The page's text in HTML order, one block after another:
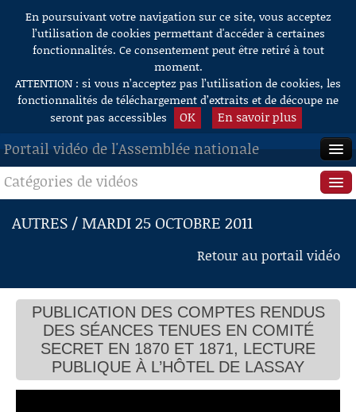
Aller au contenu
En poursuivant votre navigation sur ce site, vous acceptez
l’utilisation de cookies permettant d'accéder à certaines
fonctionnalités. Ce consentement peut être retiré à tout
moment.
ATTENTION : si vous n’acceptez pas l’utilisation de cookies, les
fonctionnalités de téléchargement d’extraits et de découpe ne
seront pas accessibles
OK En savoir plus
Portail vidéo de l'Assemblée nationale
ACCUEIL
EN DIRECT
RECHERCHE
AIDE À LA DÉCOUPE
DE VIDÉOS
Catégories de vidéos
Séance publique
Questions au Gouvernement
Commissions
Présidence
Évènements
Connaissance, Histoire
AUTRES / MARDI 25 OCTOBRE 2011
Retour au portail vidéo
PUBLICATION DES COMPTES RENDUS
DES SÉANCES TENUES EN COMITÉ
SECRET EN 1870 ET 1871, LECTURE
PUBLIQUE À L’HÔTEL DE LASSAY